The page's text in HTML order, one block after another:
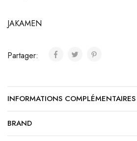
JAKAMEN
Partager:
INFORMATIONS COMPLÉMENTAIRES
BRAND